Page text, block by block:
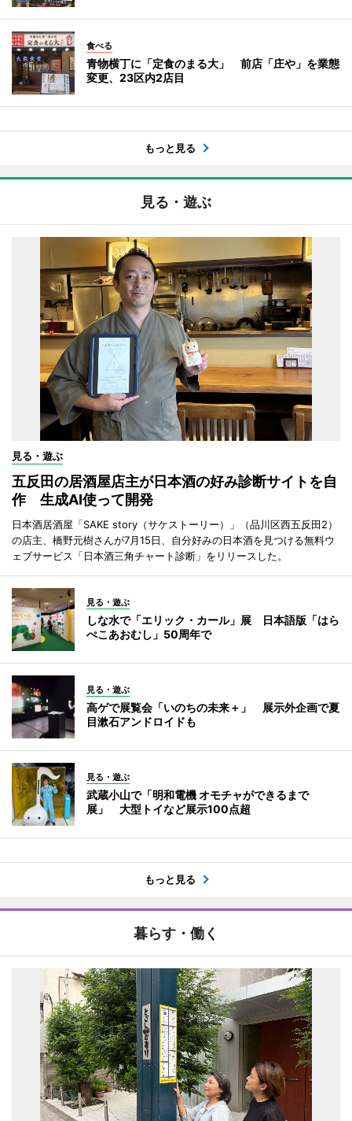
食べる
青物横丁に「定食のまる大」 前店「庄や」を業態
変更、23区内2店目
もっと見る
見る・遊ぶ
見る・遊ぶ
五反田の居酒屋店主が日本酒の好み診断サイトを自
作 生成AI使って開発
日本酒居酒屋「SAKE story（サケストーリー）」（品川区西五反田2）
の店主、橋野元樹さんが7月15日、自分好みの日本酒を見つける無料ウ
ェブサービス「日本酒三角チャート診断」をリリースした。
見る・遊ぶ
しな水で「エリック・カール」展 日本語版「はら
ぺこあおむし」50周年で
見る・遊ぶ
高ゲで展覧会「いのちの未来＋」 展示外企画で夏
目漱石アンドロイドも
見る・遊ぶ
武蔵小山で「明和電機 オモチャができるまで
展」 大型トイなど展示100点超
もっと見る
暮らす・働く